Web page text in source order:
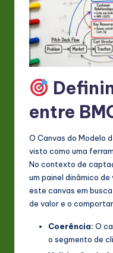
S
o
ft
w
In
o
entre
O Canvas do Modelo
visto como uma
No contexto de
um painel dinâmico
este canvas em
de valor e o
Coerência: O
o segmento de